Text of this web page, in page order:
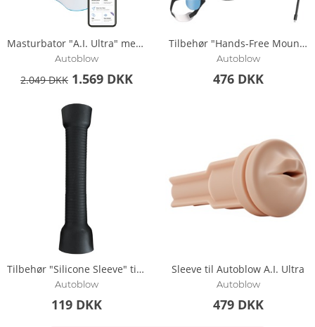
Masturbator "A.I. Ultra" med 9 blowjob-tilstande + 1 AI-tilstand
Autoblow
2.049 DKK 1.569 DKK
Tilbehør "Hands-Free Mounting System" til Autoblow-masturbatorer
Autoblow
476 DKK
Tilbehør "Silicone Sleeve" til VacuGlide fra Autoblow
Autoblow
119 DKK
Sleeve til Autoblow A.I. Ultra
Autoblow
479 DKK